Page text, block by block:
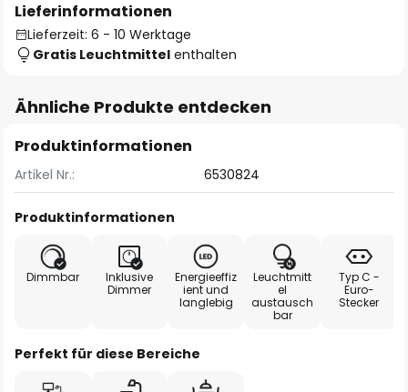
Lieferinformationen
Lieferzeit: 6 - 10 Werktage
Gratis Leuchtmittel enthalten
Ähnliche Produkte entdecken
Produktinformationen
Artikel Nr.: 6530824
Produktinformationen
Dimmbar
Inklusive
Dimmer
Energieeffiz
ient und
langlebig
Leuchtmitt
el
austausch
bar
Typ C -
Euro-
Stecker
Perfekt für diese Bereiche